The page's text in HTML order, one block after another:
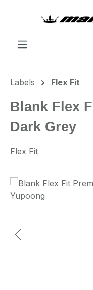
Labels Flex Fit
Blank Flex
Dark Grey
Flex Fit
Bildergalerie